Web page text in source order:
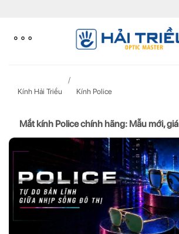
content
Kính Hải Triều Kính Police
Mắt kính Police chính hãng: Mẫu mới,